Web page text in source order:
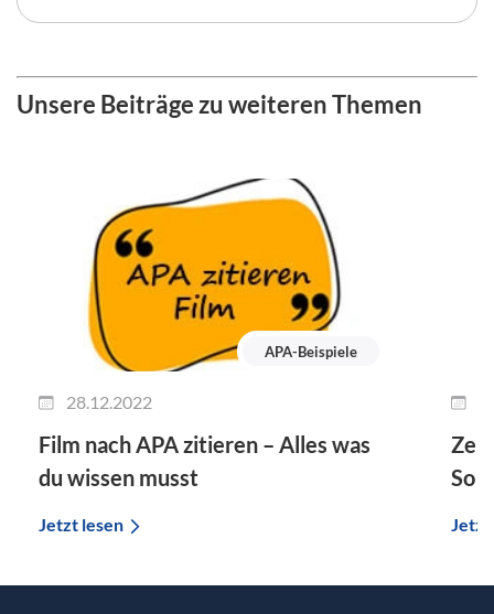
Unsere Beiträge zu weiteren Themen
APA-Beispiele
28.12.2022
Film nach APA zitieren – Alles was
du wissen musst
Jetzt lesen
So